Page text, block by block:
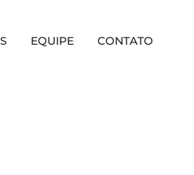
EQUIPE CONTATO